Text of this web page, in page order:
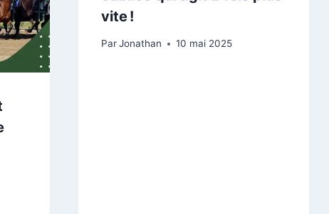
vite !
Par Jonathan 10 mai 2025